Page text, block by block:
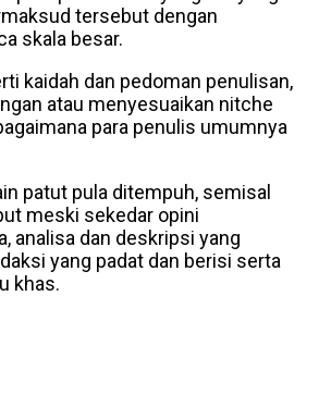
tersebut dengan
skala besar.
kaidah dan pedoman penulisan,
atau menyesuaikan nitche
para penulis umumnya
patut pula ditempuh, semisal
meski sekedar opini
analisa dan deskripsi yang
yang padat dan berisi serta
khas.